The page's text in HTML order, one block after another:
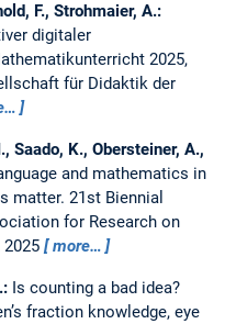
F., Strohmaier, A.:
digitaler
2025,
für Didaktik der
Saado, K., Obersteiner, A.,
and mathematics in
matter. 21st Biennial
for Research on
2025
more…
Is counting a bad idea?
fraction knowledge, eye